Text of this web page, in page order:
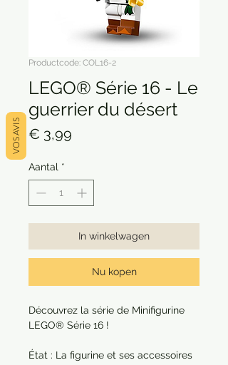
Productcode: COL16-2
LEGO® Série 16 - Le
guerrier du désert
€ 3,99
Aantal *
In winkelwagen
Nu kopen
Découvrez la série de Minifigurine
LEGO® Série 16 !
État : La figurine et ses accessoires
VOS AVIS